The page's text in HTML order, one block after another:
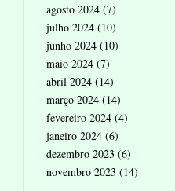
agosto 2024 (7)
julho 2024 (10)
junho 2024 (10)
maio 2024 (7)
abril 2024 (14)
março 2024 (14)
fevereiro 2024 (4)
janeiro 2024 (6)
dezembro 2023 (6)
novembro 2023 (14)